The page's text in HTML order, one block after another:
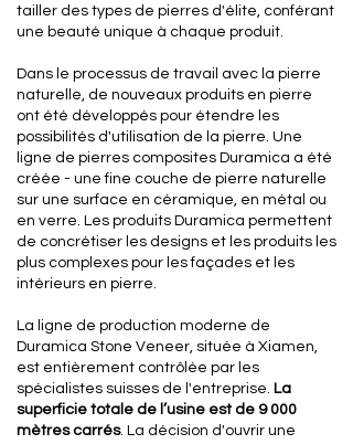
tailler des types de pierres d'élite, conférant
une beauté unique à chaque produit.
Dans le processus de travail avec la pierre
naturelle, de nouveaux produits en pierre
ont été développés pour étendre les
possibilités d'utilisation de la pierre. Une
ligne de pierres composites Duramica a été
créée - une fine couche de pierre naturelle
sur une surface en céramique, en métal ou
en verre. Les produits Duramica permettent
de concrétiser les designs et les produits les
plus complexes pour les façades et les
intérieurs en pierre.
La ligne de production moderne de
Duramica Stone Veneer, située à Xiamen,
est entièrement contrôlée par les
spécialistes suisses de l'entreprise. La
superficie totale de l’usine est de 9 000
mètres carrés. La décision d'ouvrir une